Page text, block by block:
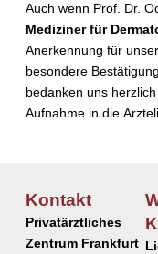
Auch wenn Prof. Dr.
Mediziner für
Anerkennung für
besondere
bedanken uns
Aufnahme in die
Kontakt
Privatärztliches
Zentrum Frankfurt